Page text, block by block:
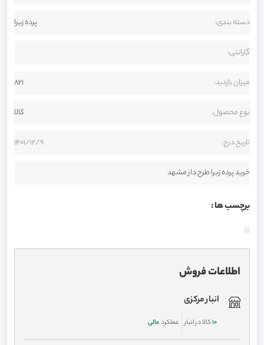
دسته بندی: پرده زبرا
گارانتی:
میزان بازدید: 821
نوع محصول: کالا
تاریخ درج: 1401/12/9
خرید پرده زبرا طرح دار مشهد
برچسب ها :
اطلاعات فروش
انبار مرکزی
10کالا در انبار عملکردعالی